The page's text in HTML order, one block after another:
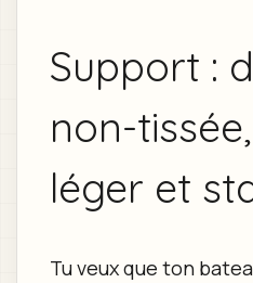
Support :
non-
léger et
Tu veux que ton